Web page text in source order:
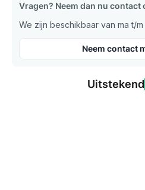
Vragen? Neem dan nu contact
We zijn beschikbaar van ma t/
Neem contact
Uitstekend